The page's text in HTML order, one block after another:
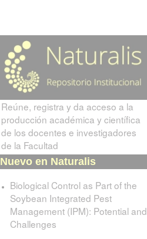
Reúne, registra y da acceso a la
producción académica y científica
de los docentes e investigadores
de la Facultad
Nuevo en Naturalis
Biological Control as Part of the
Soybean Integrated Pest
Management (IPM): Potential and
Challenges